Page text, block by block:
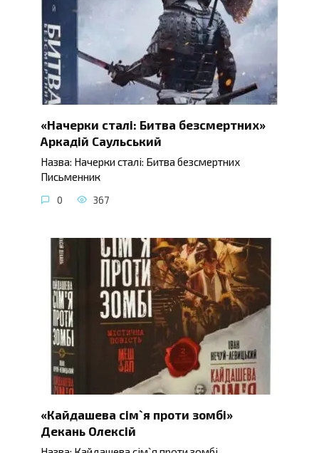
«Начерки сталі: Битва безсмертних»
Аркадій Саульський
Назва: Начерки сталі: Битва безсмертних
Письменник
0 367
«Кайдашева сім`я проти зомбі»
Декань Олексій